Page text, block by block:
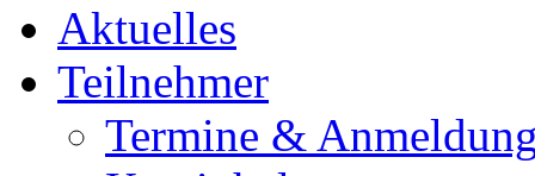
Aktuelles
Teilnehmer
Termine &